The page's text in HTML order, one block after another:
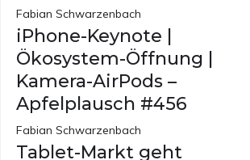
Fabian Schwarzenbach
iPhone-Keynote |
Ökosystem-Öffnung |
Kamera-AirPods –
Apfelplausch #456
Fabian Schwarzenbach
Tablet-Markt geht